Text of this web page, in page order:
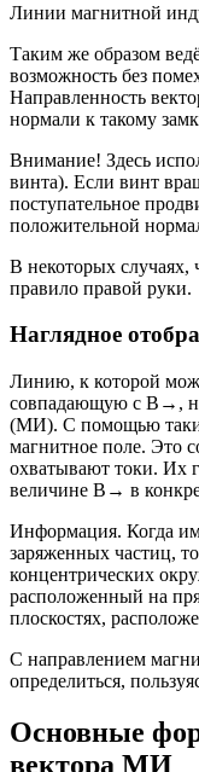
Линии магнитной
Таким же образом
возможность без
Направленность
нормали к такому
Внимание! Здесь
винта). Если винт
поступательное
положительной
В некоторых
правило правой руки.
Наглядное
Линию, к которой
совпадающую с B→,
(МИ). С помощью
магнитное поле. Это
охватывают токи. Их
величине B→ в
Информация. Когда
заряженных частиц,
концентрических
расположенный на
плоскостях,
С направлением
определиться,
Основные
вектора МИ